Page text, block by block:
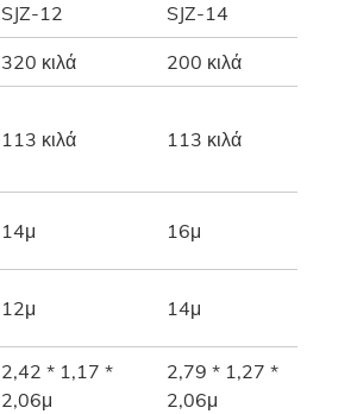
SJZ-12 SJZ-14
320 κιλά 200 κιλά
113 κιλά 113 κιλά
14μ 16μ
12μ 14μ
2,42 * 1,17 *
2,06μ
2,79 * 1,27 *
2,06μ